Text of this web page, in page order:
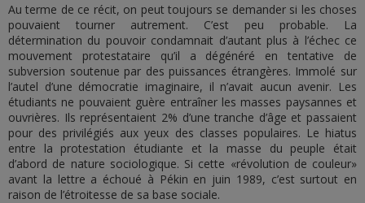
Au terme de ce récit, on peut toujours se demander si les choses
pouvaient tourner autrement. C’est peu probable. La
détermination du pouvoir condamnait d’autant plus à l’échec ce
mouvement protestataire qu’il a dégénéré en tentative de
subversion soutenue par des puissances étrangères. Immolé sur
l’autel d’une démocratie imaginaire, il n’avait aucun avenir. Les
étudiants ne pouvaient guère entraîner les masses paysannes et
ouvrières. Ils représentaient 2% d’une tranche d’âge et passaient
pour des privilégiés aux yeux des classes populaires. Le hiatus
entre la protestation étudiante et la masse du peuple était
d’abord de nature sociologique. Si cette «révolution de couleur»
avant la lettre a échoué à Pékin en juin 1989, c’est surtout en
raison de l’étroitesse de sa base sociale.